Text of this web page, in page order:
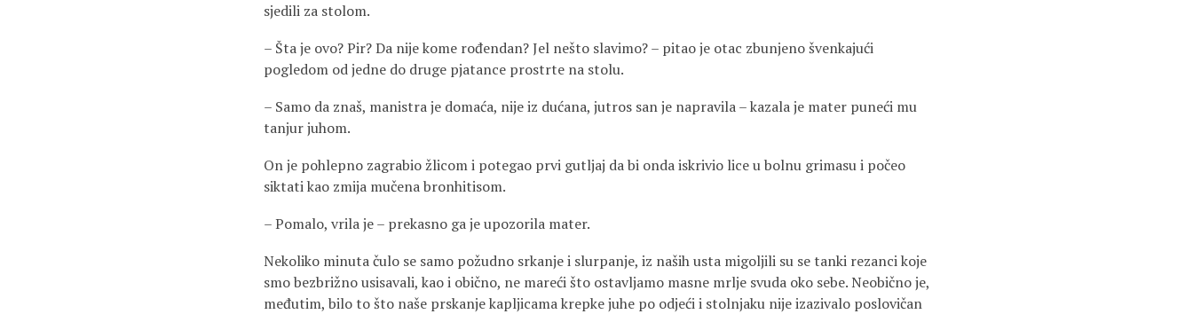
sjedili za stolom.
– Šta je ovo? Pir? Da nije kome rođendan? Jel nešto slavimo? – pitao je otac zbunjeno švenkajući
pogledom od jedne do druge pjatance prostrte na stolu.
– Samo da znaš, manistra je domaća, nije iz dućana, jutros san je napravila – kazala je mater puneći mu
tanjur juhom.
On je pohlepno zagrabio žlicom i potegao prvi gutljaj da bi onda iskrivio lice u bolnu grimasu i počeo
siktati kao zmija mučena bronhitisom.
– Pomalo, vrila je – prekasno ga je upozorila mater.
Nekoliko minuta čulo se samo požudno srkanje i slurpanje, iz naših usta migoljili su se tanki rezanci koje
smo bezbrižno usisavali, kao i obično, ne mareći što ostavljamo masne mrlje svuda oko sebe. Neobično je,
međutim, bilo to što naše prskanje kapljicama krepke juhe po odjeći i stolnjaku nije izazivalo poslovičan